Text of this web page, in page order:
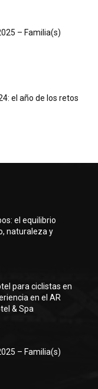
– Familia(s)
el año de los retos
el equilibrio
naturaleza y
para ciclistas en
en el AR
& Spa
– Familia(s)